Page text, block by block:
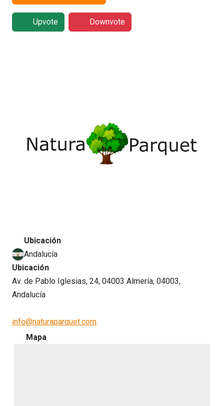
Upvote Downvote
Ubicación
Andalucía
Ubicación
Av. de Pablo Iglesias, 24, 04003 Almería, 04003,
Andalucía
info@naturaparquet.com
Mapa